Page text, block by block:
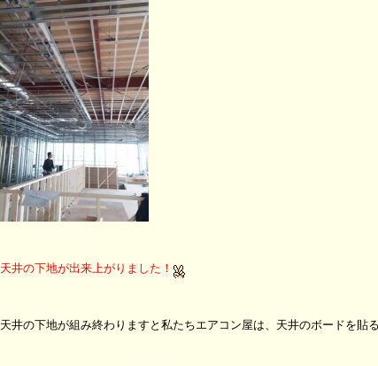
天井の下地が出来上がりました！
天井の下地が組み終わりますと私たちエアコン屋は、天井のボードを貼